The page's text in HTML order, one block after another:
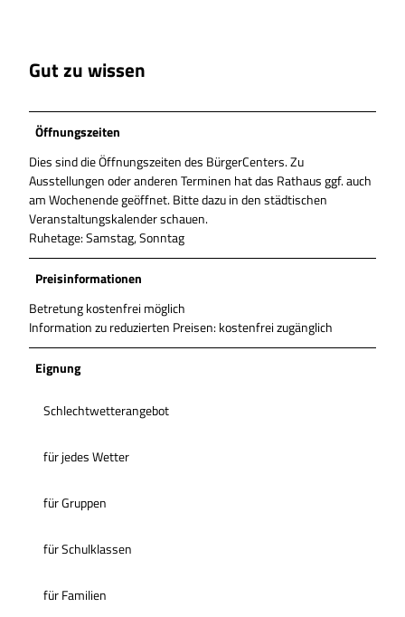
Gut zu wissen
Öffnungszeiten
Dies sind die Öffnungszeiten des BürgerCenters. Zu
Ausstellungen oder anderen Terminen hat das Rathaus ggf. auch
am Wochenende geöffnet. Bitte dazu in den städtischen
Veranstaltungskalender schauen.
Ruhetage: Samstag, Sonntag
Preisinformationen
Betretung kostenfrei möglich
Information zu reduzierten Preisen: kostenfrei zugänglich
Eignung
Schlechtwetterangebot
für jedes Wetter
für Gruppen
für Schulklassen
für Familien